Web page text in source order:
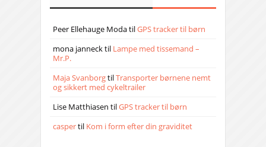
Peer Ellehauge ModatilGPS tracker til børn
mona jannecktil Lampe med tissemand –
Mr.P.
Maja SvanborgtilTransporter børnene nemt
og sikkert med cykeltrailer
Lise Matthiasen tilGPS tracker til børn
caspertil Kom i form efter din graviditet